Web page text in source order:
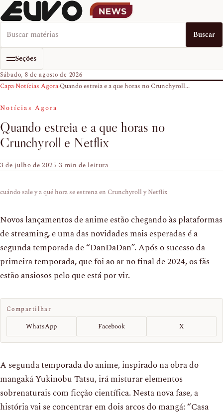
Buscar no EUVO News Buscar
Seções
Sábado, 8 de agosto de 2026
Capa›Notícias Agora›Quando estreia e a que horas no Crunchyroll...
Notícias Agora
Quando estreia e a que horas no
Crunchyroll e Netflix
3 de julho de 2025·3 min de leitura
cuándo sale y a qué hora se estrena en Crunchyroll y Netflix
Novos lançamentos de anime estão chegando às plataformas
de streaming, e uma das novidades mais esperadas é a
segunda temporada de “DanDaDan”. Após o sucesso da
primeira temporada, que foi ao ar no final de 2024, os fãs
estão ansiosos pelo que está por vir.
Compartilhar
WhatsApp Facebook X
A segunda temporada do anime, inspirado na obra do
mangaká Yukinobu Tatsu, irá misturar elementos
sobrenaturais com ficção científica. Nesta nova fase, a
história vai se concentrar em dois arcos do mangá: “Casa